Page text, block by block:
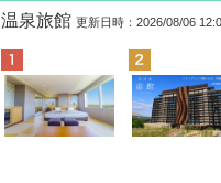
温泉旅館 更新日時：2026/08/06